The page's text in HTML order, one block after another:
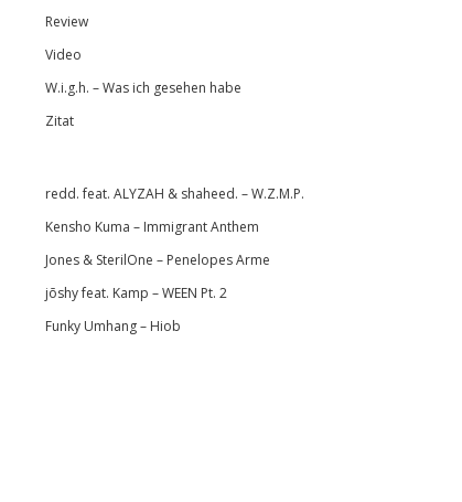
Review
Video
W.i.g.h. – Was ich gesehen habe
Zitat
redd. feat. ALYZAH & shaheed. – W.Z.M.P.
Kensho Kuma – Immigrant Anthem
Jones & SterilOne – Penelopes Arme
jōshy feat. Kamp – WEEN Pt. 2
Funky Umhang – Hiob